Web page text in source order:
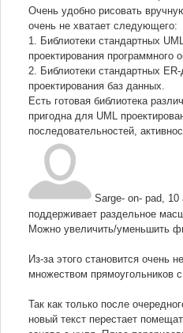
Очень удобно рисовать
очень не хватает следующего:
1. Библиотеки стандартных
проектирования программного
2. Библиотеки стандартных
проектирования баз данных.
Есть готовая библиотека
пригодна для UML
последовательностей,
Sarge- on- pad, 10
поддерживает раздельное
Можно увеличить/уменьшить
Из-за этого становится очень
множеством прямоугольников
Так как только после
новый текст перестает